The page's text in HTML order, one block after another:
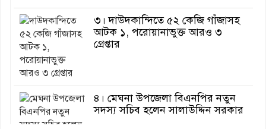
৩। দাউদকান্দিতে ৫২ কেজি গাঁজাসহ
আটক ১, পরোয়ানাভুক্ত আরও ৩
গ্রেপ্তার
৪। মেঘনা উপজেলা বিএনপির নতুন
সদস্য সচিব হলেন সালাউদ্দিন সরকার